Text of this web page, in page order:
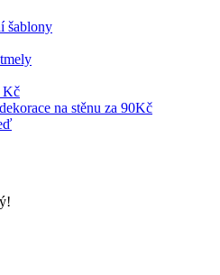
šablony
Kč
na stěnu za 90Kč